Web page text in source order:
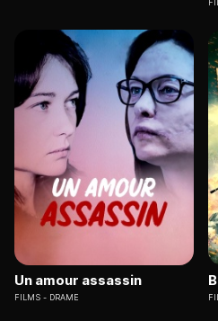
Un amour assassin
FILMS DRAME